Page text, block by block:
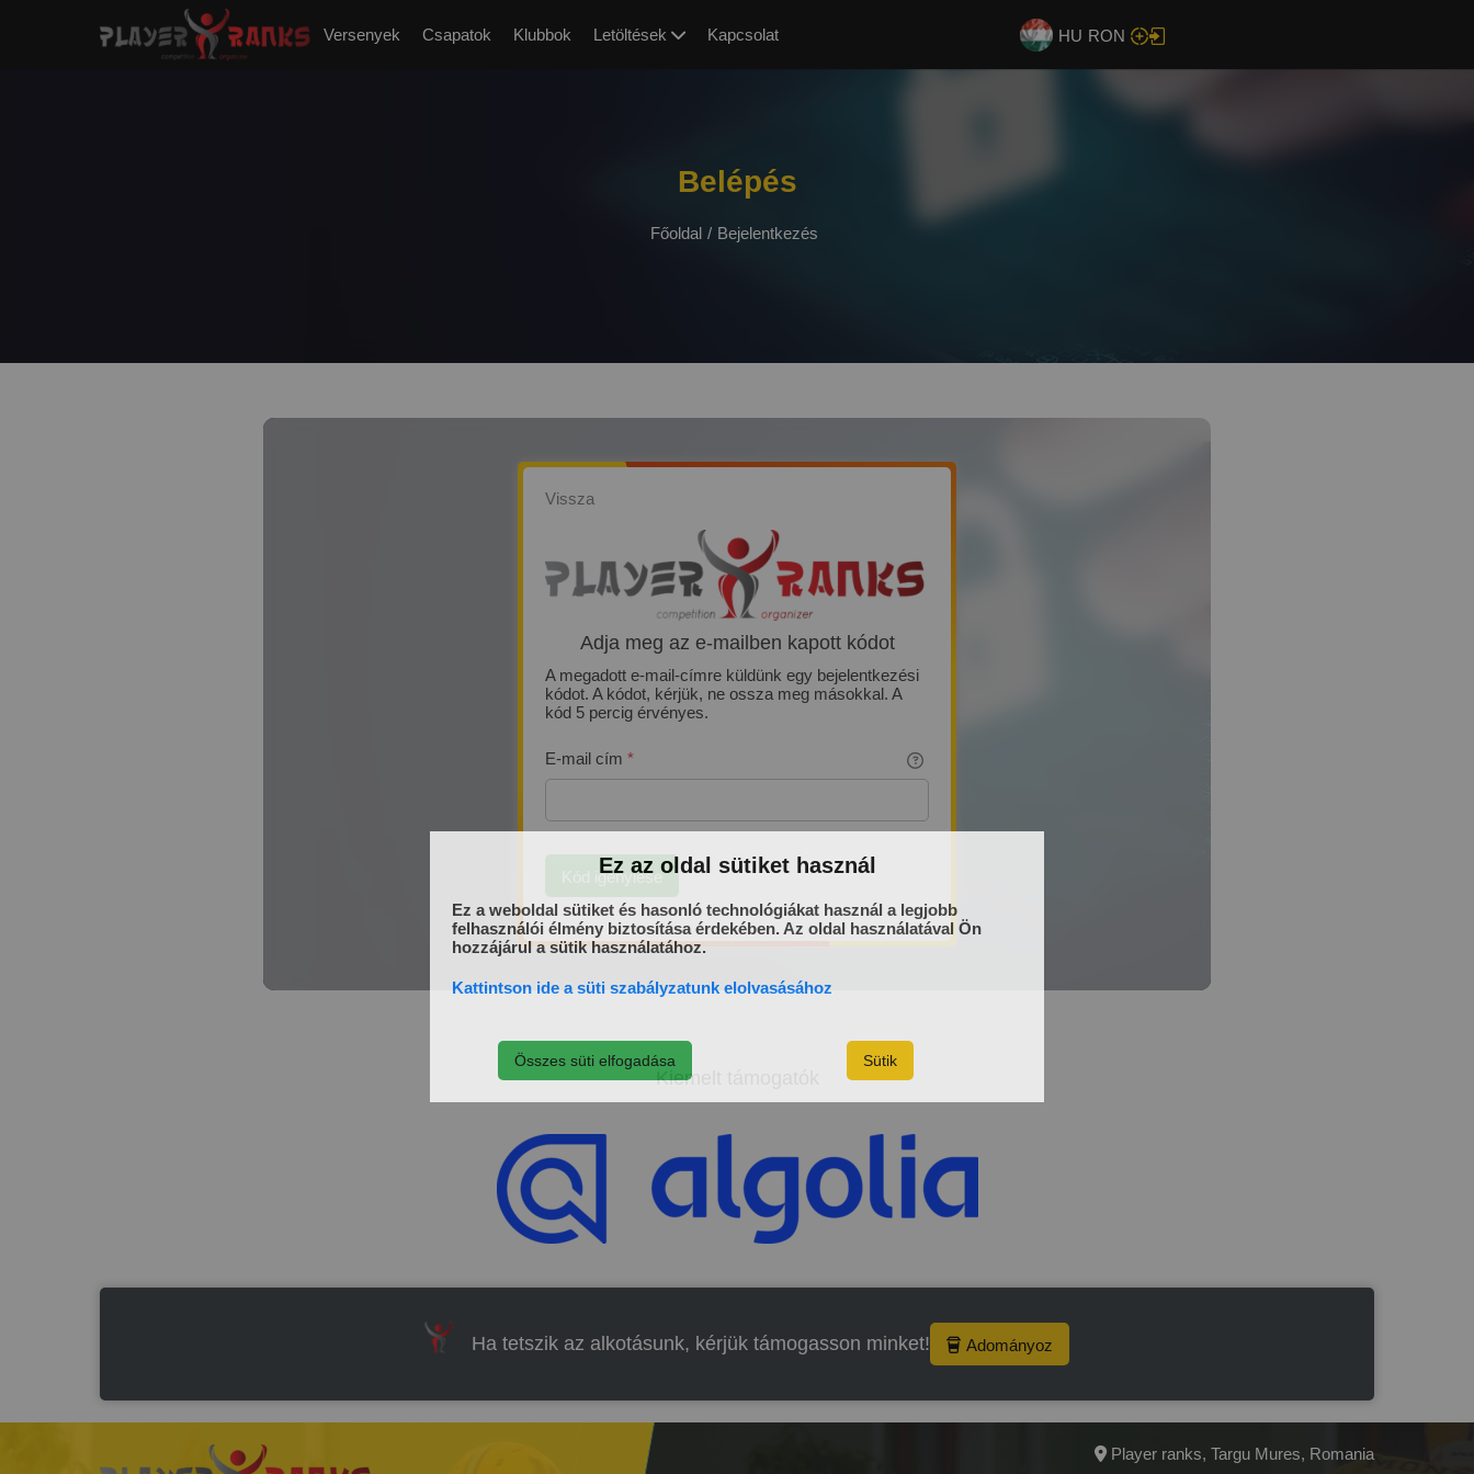
Versenyek Csapatok Klubbok Letöltések Kapcsolat HU RON
Belépés
Főoldal / Bejelentkezés
Vissza
Adja meg az e-mailben kapott kódot
A megadott e-mail-címre küldünk egy bejelentkezési
kódot. A kódot, kérjük, ne ossza meg másokkal. A
kód 5 percig érvényes.
E-mail cím *
Kód igénylése
Kiemelt támogatók
Ha tetszik az alkotásunk, kérjük támogasson minket! Adományoz
Player ranks, Targu Mures, Romania
Ez az oldal sütiket használ
Ez a weboldal sütiket és hasonló technológiákat használ a legjobb
felhasználói élmény biztosítása érdekében. Az oldal használatával Ön
hozzájárul a sütik használatához.
Kattintson ide a süti szabályzatunk elolvasásához
Összes süti elfogadása Sütik